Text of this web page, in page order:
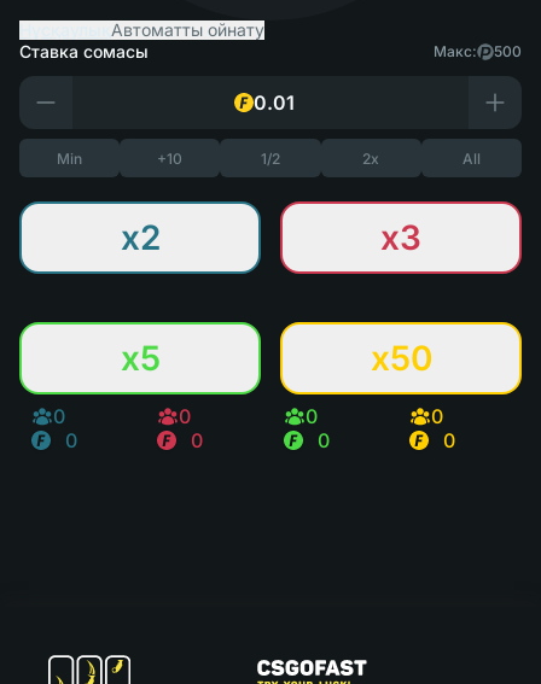
Автоматты ойнату
Ставка сомасы
Макс: 500
Min +10 1/2 2x All
x2 x3
x5 x50
0
0
0
0
0
0
0
0